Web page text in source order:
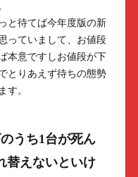
と待てば今年度版の新
っていまして、お値段
本意ですしお値段が下
とりあえず待ちの態勢
す。
うち1台が死ん
替えないといけ